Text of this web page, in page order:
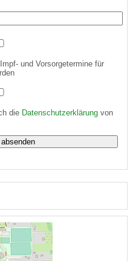
und Vorsorgetermine für
die Datenschutzerklärungvon